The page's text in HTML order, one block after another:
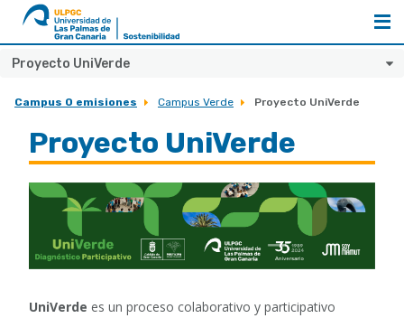
ULPGC
inicio
Proyecto UniVerde
Campus 0 emisiones Campus Verde Proyecto UniVerde
Proyecto UniVerde
UniVerde es un proceso colaborativo y participativo